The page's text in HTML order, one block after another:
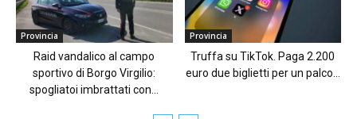
Provincia
Raid vandalico al campo
sportivo di Borgo Virgilio:
spogliatoi imbrattati con...
Provincia
Truffa su TikTok. Paga 2.200
euro due biglietti per un palco...